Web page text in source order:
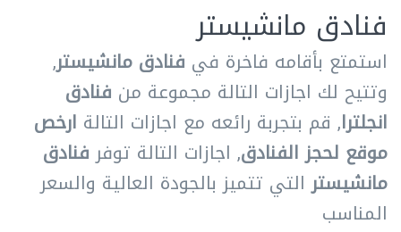
فنادق مانشيستر
استمتع بأقامه فاخرة في فنادق مانشيستر,
وتتيح لك اجازات التالة مجموعة من فنادق
انجلترا, قم بتجربة رائعه مع اجازات التالة ارخص
موقع لحجز الفنادق, اجازات التالة توفرفنادق
مانشيسترالتي تتميز بالجودة العالية والسعر
المناسب